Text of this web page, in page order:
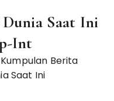
Saat Ini
Int
Berita
Saat Ini